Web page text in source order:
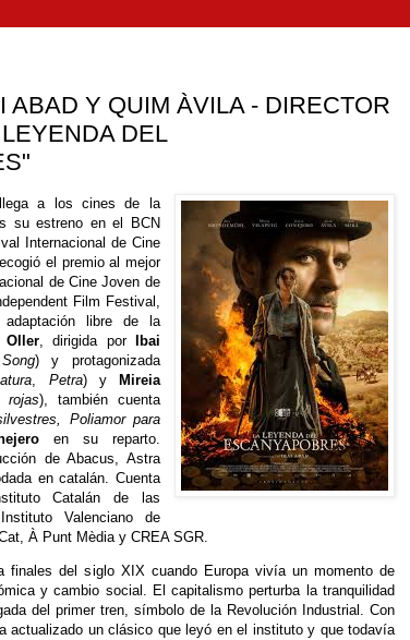
ABAD Y QUIM ÀVILA - DIRECTOR
DEL
llega a los cines de la
su estreno en el BCN
Internacional de Cine
el premio al mejor
de Cine Joven de
Film Festival,
libre de la
Oller, dirigida por
Ibai
) y protagonizada
, Petra) y
Mireia
rojas), también cuenta
Poliamor para
en su reparto.
de Abacus, Astra
en catalán. Cuenta
Catalán de las
Valenciano de
À Punt Mèdia y CREA SGR.
finales del siglo XIX cuando Europa vivía un momento de
y cambio social. El capitalismo perturba la tranquilidad
del primer tren, símbolo de la Revolución Industrial. Con
actualizado un clásico que leyó en el instituto y que todavía